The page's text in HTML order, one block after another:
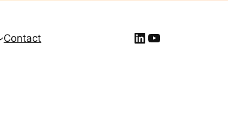
Contact LinkedIn
YouTube